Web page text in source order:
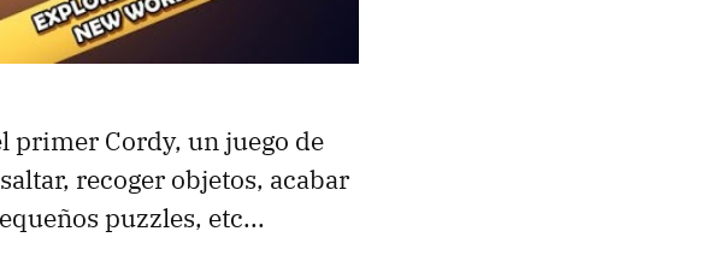
primer Cordy, un juego de
recoger objetos, acabar
puzzles, etc...